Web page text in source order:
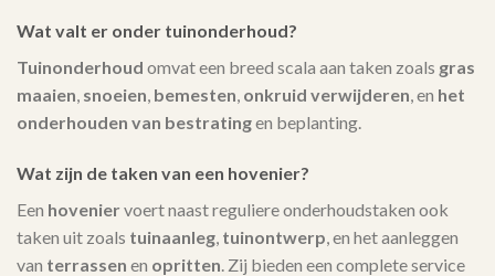
Wat valt er onder tuinonderhoud?
Tuinonderhoud omvat een breed scala aan taken zoals gras
maaien, snoeien, bemesten, onkruid verwijderen, en het
onderhouden van bestratingen beplanting.
Wat zijn de taken van een hovenier?
Een hoveniervoert naast reguliere onderhoudstaken ook
taken uit zoals tuinaanleg, tuinontwerp, en het aanleggen
van terrassen en opritten. Zij bieden een complete service